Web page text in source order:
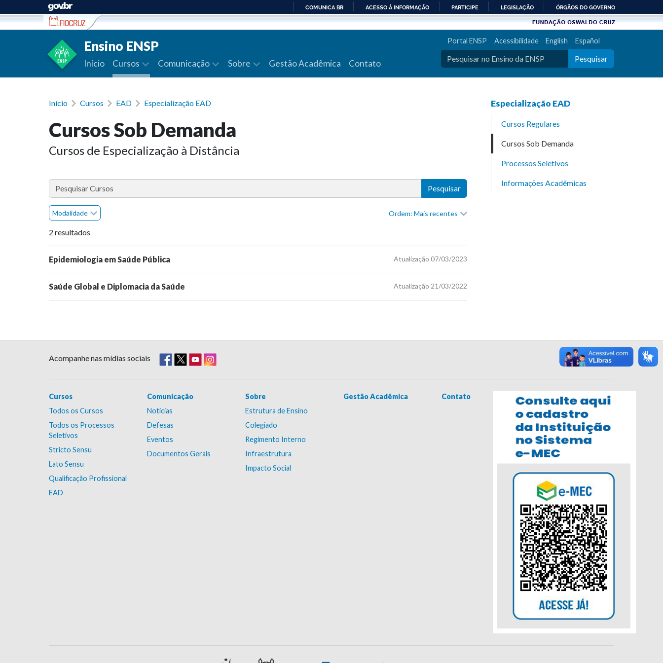
Ir para conteúdo
PARA
COMUNICA BR ACESSO À INFORMAÇÃO PARTICIPE LEGISLAÇÃO ÓRGÃOS DO GOVERNO
Ensino ENSP
Início Cursos Comunicação Sobre Gestão Acadêmica Contato
Portal ENSP Acessibilidade English Español
Pesquisar
Início Cursos EAD Especialização EAD
Cursos Sob Demanda
Cursos de Especialização à Distância
Pesquisar
Modalidade Ordem: Mais recentes
2 resultados
Epidemiologia em Saúde Pública Atualização 07/03/2023
Saúde Global e Diplomacia da Saúde Atualização 21/03/2022
Especialização EAD
Cursos Regulares
Cursos Sob Demanda
Processos Seletivos
Informações Acadêmicas
Acompanhe nas mídias sociais
Cursos
Todos os Cursos
Todos os Processos
Seletivos
Stricto Sensu
Lato Sensu
Qualificação Profissional
EAD
Comunicação
Notícias
Defesas
Eventos
Documentos Gerais
Sobre
Estrutura de Ensino
Colegiado
Regimento Interno
Infraestrutura
Impacto Social
Gestão Acadêmica Contato